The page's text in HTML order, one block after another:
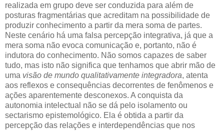
realizada em grupo deve ser conduzida para além de
posturas fragmentárias que acreditam na possibilidade de
produzir conhecimento a partir da mera soma de partes.
Neste cenário há uma falsa percepção integrativa, já que a
mera soma não evoca comunicação e, portanto, não é
indutora do conhecimento. Não somos capazes de saber
tudo, mas isto não significa que tenhamos que abrir mão de
uma visão de mundo qualitativamente integradora, atenta
aos reflexos e consequências decorrentes de fenômenos e
ações aparentemente desconexos. A conquista da
autonomia intelectual não se dá pelo isolamento ou
sectarismo epistemológico. Ela é obtida a partir da
percepção das relações e interdependências que nos